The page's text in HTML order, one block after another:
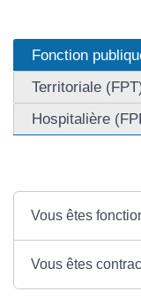
Fonction
Territoriale
Hospitalière
Vous êtes
Vous êtes